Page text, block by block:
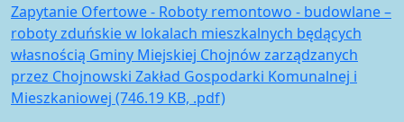
Zapytanie Ofertowe - Roboty remontowo - budowlane –
roboty zduńskie w lokalach mieszkalnych będących
własnością Gminy Miejskiej Chojnów zarządzanych
przez Chojnowski Zakład Gospodarki Komunalnej i
Mieszkaniowej (746.19 KB, .pdf)